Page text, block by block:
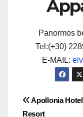
Panormos
Tel:(+30)
E-MAIL:
Apollonia
Resort